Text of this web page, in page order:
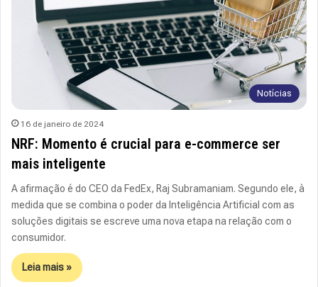
Notícias
16 de janeiro de 2024
NRF: Momento é crucial para e-commerce ser
mais inteligente
A afirmação é do CEO da FedEx, Raj Subramaniam. Segundo ele, à
medida que se combina o poder da Inteligência Artificial com as
soluções digitais se escreve uma nova etapa na relação com o
consumidor.
Leia mais »